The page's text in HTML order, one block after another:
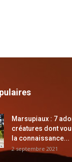
Marsupiaux : 7
créatures dont
la connaissance...
2 septembre 2021